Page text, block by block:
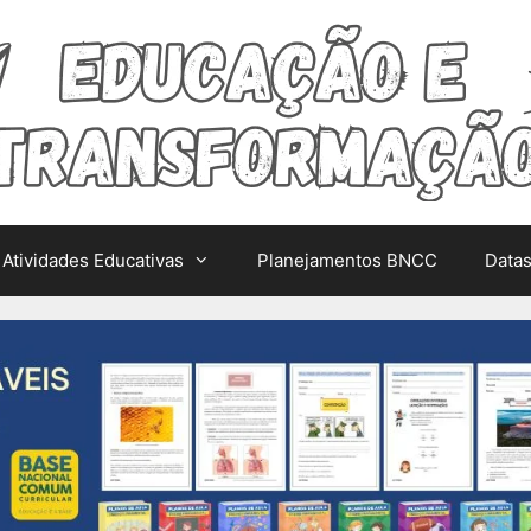
Atividades Educativas Planejamentos BNCC